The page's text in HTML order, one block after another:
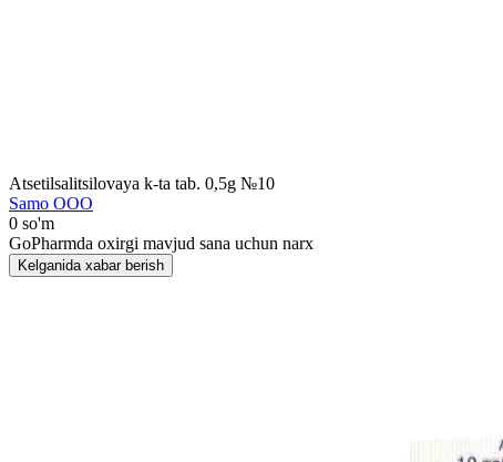
Atsetilsalitsilovaya k-ta tab. 0,5g №10
Samo ООО
0 so'm
GoPharmda oxirgi mavjud sana uchun narx
Kelganida xabar berish